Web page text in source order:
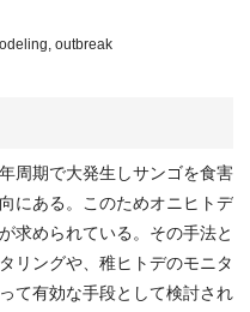
outbreak
周期で大発生しサンゴを食害
にある。このためオニヒトデ
求められている。その手法と
リングや、稚ヒトデのモニタ
て有効な手段として検討され